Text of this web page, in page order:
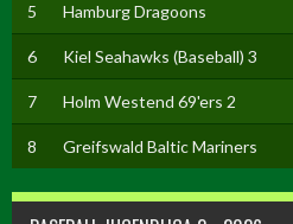
5 Hamburg Dragoons
6 Kiel Seahawks (Baseball) 3
7 Holm Westend 69'ers 2
8 Greifswald Baltic Mariners